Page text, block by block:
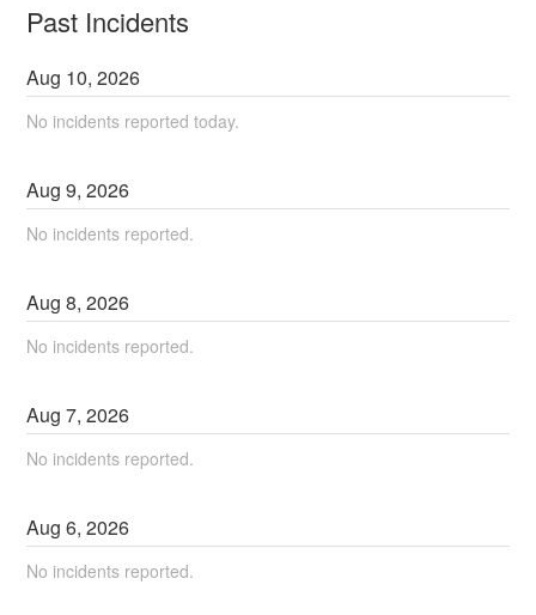
Past Incidents
Aug 10,2026
No incidents reported today.
Aug9,2026
No incidents reported.
Aug8,2026
No incidents reported.
Aug7,2026
No incidents reported.
Aug6,2026
No incidents reported.